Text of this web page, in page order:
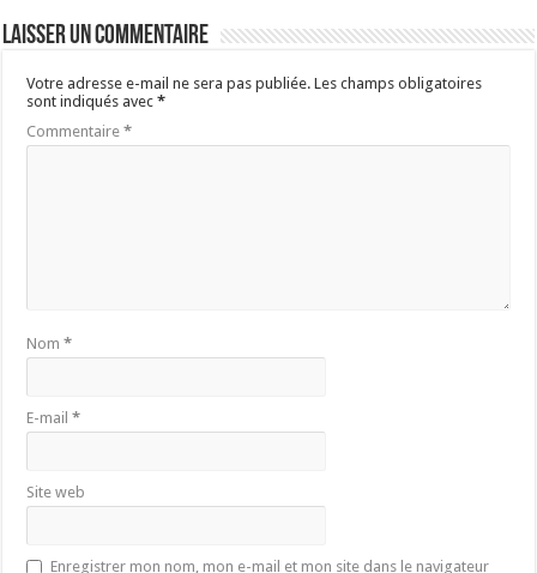
Laisser un commentaire
Votre adresse e-mail ne sera pas publiée. Les champs obligatoires
sont indiqués avec*
Commentaire*
Nom*
E-mail*
Site web
Enregistrer mon nom, mon e-mail et mon site dans le navigateur